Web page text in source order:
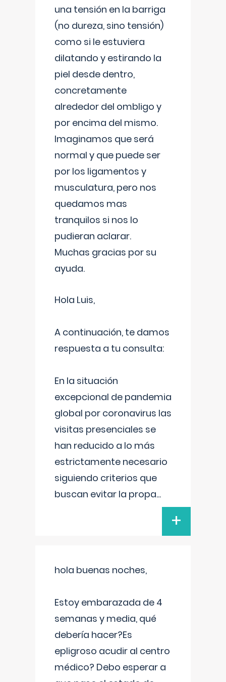
una tensión en la barriga
(no dureza, sino tensión)
como si le estuviera
dilatando y estirando la
piel desde dentro,
concretamente
alrededor del ombligo y
por encima del mismo.
Imaginamos que será
normal y que puede ser
por los ligamentos y
musculatura, pero nos
quedamos mas
tranquilos si nos lo
pudieran aclarar.
Muchas gracias por su
ayuda.
Hola Luis,
A continuación, te damos
respuesta a tu consulta:
En la situación
excepcional de pandemia
global por coronavirus las
visitas presenciales se
han reducido a lo más
estrictamente necesario
siguiendo criterios que
buscan evitar la propa...
+
hola buenas noches,
Estoy embarazada de 4
semanas y media, qué
debería hacer?Es
epligroso acudir al centro
médico? Debo esperar a